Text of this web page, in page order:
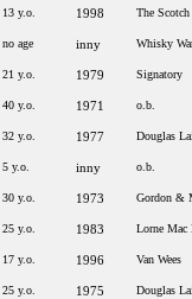
13 y.o. 1998 The
no age inny Whisky
21 y.o. 1979 Signatory
40 y.o. 1971 o.b.
32 y.o. 1977 Douglas
5 y.o. inny o.b.
30 y.o. 1973 Gordon &
25 y.o. 1983 Lorne
17 y.o. 1996 Van Wees
25 y.o. 1975 Douglas